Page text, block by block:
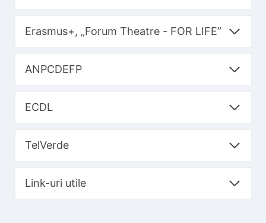
Erasmus+, „Forum Theatre - FOR LIFE”
ANPCDEFP
ECDL
TelVerde
Link-uri utile